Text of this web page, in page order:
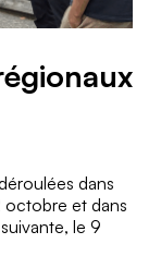
dans
octobre et dans
le 9